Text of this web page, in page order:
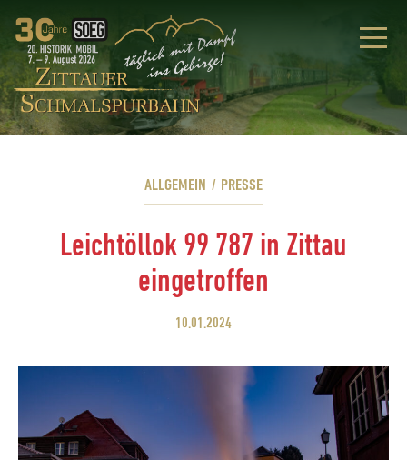
ALLGEMEIN / PRESSE
Leichtöllok 99 787 in Zittau
eingetroffen
10.01.2024